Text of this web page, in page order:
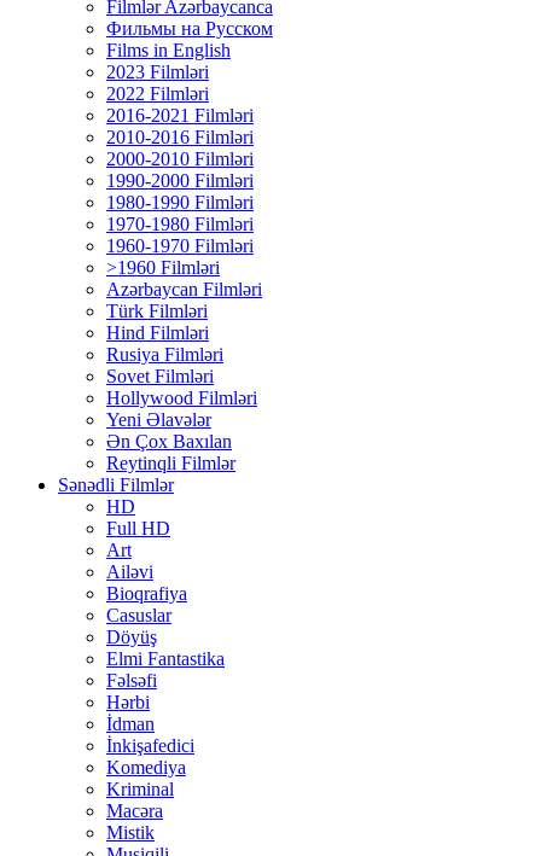
Filmlər Azərbaycanca
Фильмы на Русском
Films in English
2023 Filmləri
2022 Filmləri
2016-2021 Filmləri
2010-2016 Filmləri
2000-2010 Filmləri
1990-2000 Filmləri
1980-1990 Filmləri
1970-1980 Filmləri
1960-1970 Filmləri
>1960 Filmləri
Azərbaycan Filmləri
Türk Filmləri
Hind Filmləri
Rusiya Filmləri
Sovet Filmləri
Hollywood Filmləri
Yeni Əlavələr
Ən Çox Baxılan
Reytinqli Filmlər
Sənədli Filmlər
HD
Full HD
Art
Ailəvi
Bioqrafiya
Casuslar
Döyüş
Elmi Fantastika
Fəlsəfi
Hərbi
İdman
İnkişafedici
Komediya
Kriminal
Macəra
Mistik